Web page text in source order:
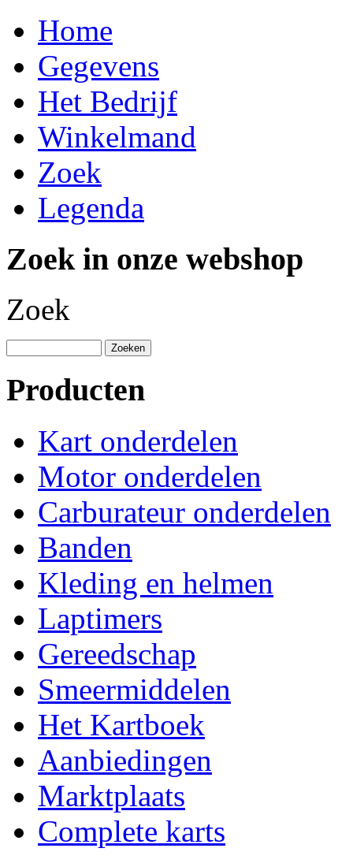
Home
Gegevens
Het Bedrijf
Winkelmand
Zoek
Legenda
Zoek in onze webshop
Zoek
Producten
Kart onderdelen
Motor onderdelen
Carburateur onderdelen
Banden
Kleding en helmen
Laptimers
Gereedschap
Smeermiddelen
Het Kartboek
Aanbiedingen
Marktplaats
Complete karts